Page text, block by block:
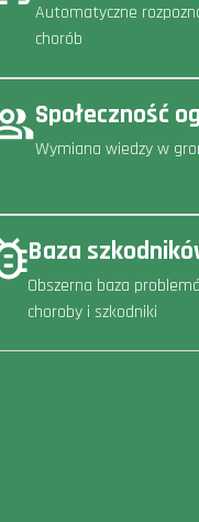
Automatyczne
chorób
Społeczność
Wymiana wiedzy w
Baza
Obszerna baza
choroby i szkodniki